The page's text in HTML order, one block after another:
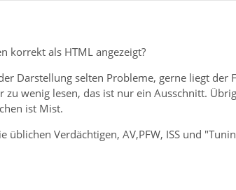
korrekt als HTML angezeigt?
Darstellung selten Probleme, gerne liegt
zu wenig lesen, das ist nur ein Ausschnitt.
ist Mist.
üblichen Verdächtigen, AV,PFW, ISS und